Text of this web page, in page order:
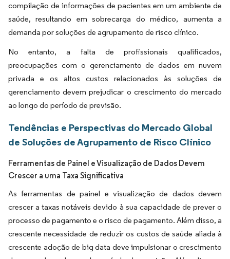
compilação de informações de pacientes em um ambiente de
saúde, resultando em sobrecarga do médico, aumenta a
demanda por soluções de agrupamento de risco clínico.
No entanto, a falta de profissionais qualificados,
preocupações com o gerenciamento de dados em nuvem
privada e os altos custos relacionados às soluções de
gerenciamento devem prejudicar o crescimento do mercado
ao longo do período de previsão.
Tendências e Perspectivas do Mercado Global
de Soluções de Agrupamento de Risco Clínico
Ferramentas de Painel e Visualização de Dados Devem
Crescer a uma Taxa Significativa
As ferramentas de painel e visualização de dados devem
crescer a taxas notáveis devido à sua capacidade de prever o
processo de pagamento e o risco de pagamento. Além disso, a
crescente necessidade de reduzir os custos de saúde aliada à
crescente adoção de big data deve impulsionar o crescimento